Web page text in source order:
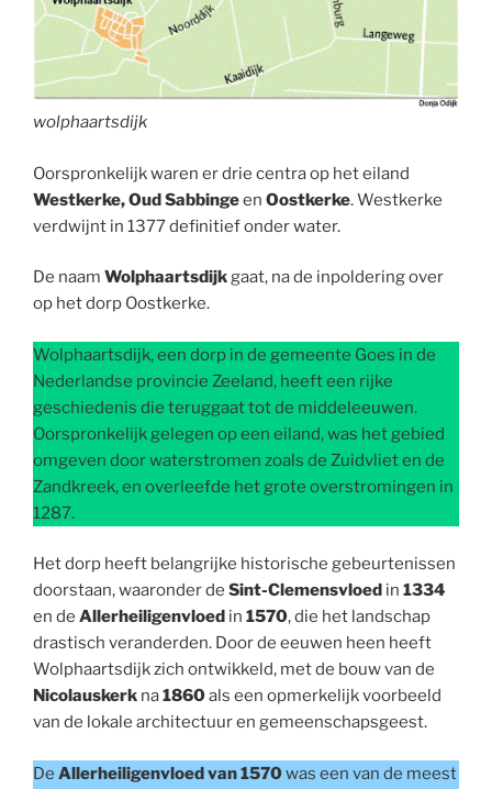
wolphaartsdijk
Oorspronkelijk waren er drie centra op het eiland
Westkerke, Oud Sabbingeen Oostkerke. Westkerke
verdwijnt in 1377 definitief onder water.
De naam Wolphaartsdijkgaat, na de inpoldering over
op het dorp Oostkerke.
Wolphaartsdijk, een dorp in de gemeente Goes in de
Nederlandse provincie Zeeland, heeft een rijke
geschiedenis die teruggaat tot de middeleeuwen.
Oorspronkelijk gelegen op een eiland, was het gebied
omgeven door waterstromen zoals de Zuidvliet en de
Zandkreek, en overleefde het grote overstromingen in
1287.
Het dorp heeft belangrijke historische gebeurtenissen
doorstaan, waaronder de Sint-Clemensvloed in 1334
en de Allerheiligenvloed in 1570, die het landschap
drastisch veranderden. Door de eeuwen heen heeft
Wolphaartsdijk zich ontwikkeld, met de bouw van de
Nicolauskerk na1860als een opmerkelijk voorbeeld
van de lokale architectuur en gemeenschapsgeest.
De Allerheiligenvloed van 1570was een van de meest